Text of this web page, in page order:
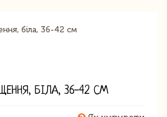
БІЛА, 36-42 СМ